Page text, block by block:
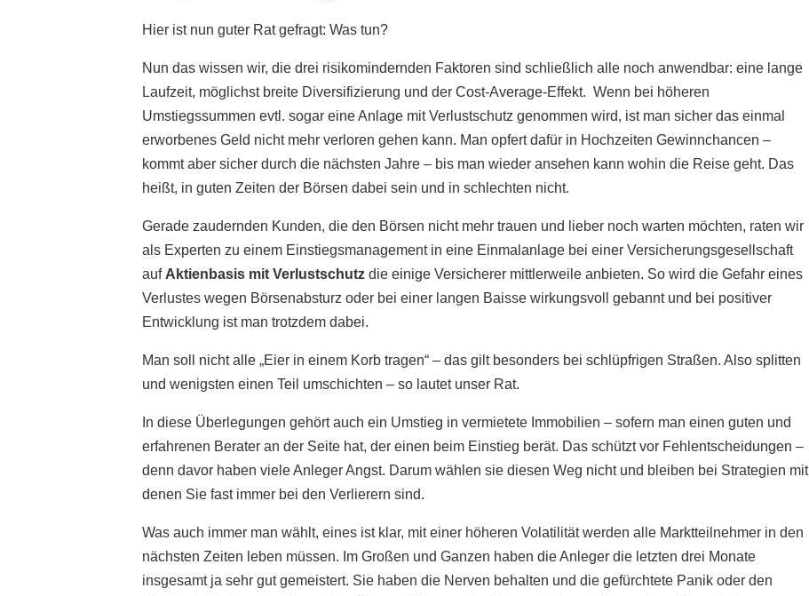
Hier ist nun guter Rat gefragt: Was tun?
Nun das wissen wir, die drei risikomindernden Faktoren sind schließlich alle noch anwendbar: eine lange
Laufzeit, möglichst breite Diversifizierung und der Cost-Average-Effekt. Wenn bei höheren
Umstiegssummen evtl. sogar eine Anlage mit Verlustschutz genommen wird, ist man sicher das einmal
erworbenes Geld nicht mehr verloren gehen kann. Man opfert dafür in Hochzeiten Gewinnchancen –
kommt aber sicher durch die nächsten Jahre – bis man wieder ansehen kann wohin die Reise geht. Das
heißt, in guten Zeiten der Börsen dabei sein und in schlechten nicht.
Gerade zaudernden Kunden, die den Börsen nicht mehr trauen und lieber noch warten möchten, raten wir
als Experten zu einem Einstiegsmanagement in eine Einmalanlage bei einer Versicherungsgesellschaft
auf Aktienbasis mit Verlustschutz die einige Versicherer mittlerweile anbieten. So wird die Gefahr eines
Verlustes wegen Börsenabsturz oder bei einer langen Baisse wirkungsvoll gebannt und bei positiver
Entwicklung ist man trotzdem dabei.
Man soll nicht alle „Eier in einem Korb tragen“ – das gilt besonders bei schlüpfrigen Straßen. Also splitten
und wenigsten einen Teil umschichten – so lautet unser Rat.
In diese Überlegungen gehört auch ein Umstieg in vermietete Immobilien – sofern man einen guten und
erfahrenen Berater an der Seite hat, der einen beim Einstieg berät. Das schützt vor Fehlentscheidungen –
denn davor haben viele Anleger Angst. Darum wählen sie diesen Weg nicht und bleiben bei Strategien mit
denen Sie fast immer bei den Verlierern sind.
Was auch immer man wählt, eines ist klar, mit einer höheren Volatilität werden alle Marktteilnehmer in den
nächsten Zeiten leben müssen. Im Großen und Ganzen haben die Anleger die letzten drei Monate
insgesamt ja sehr gut gemeistert. Sie haben die Nerven behalten und die gefürchtete Panik oder den